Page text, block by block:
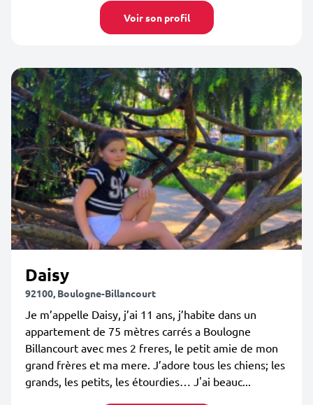
Voir son profil
Daisy
92100, Boulogne-Billancourt
Je m’appelle Daisy, j’ai 11 ans, j’habite dans un
appartement de 75 mètres carrés a Boulogne
Billancourt avec mes 2 freres, le petit amie de mon
grand frères et ma mere. J’adore tous les chiens; les
grands, les petits, les étourdies… J'ai beauc...